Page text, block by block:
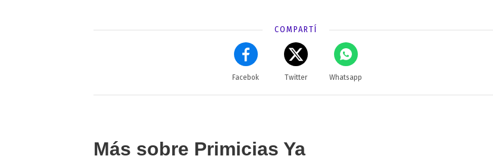
COMPARTÍ
Facebok Twitter Whatsapp
Más sobre Primicias Ya